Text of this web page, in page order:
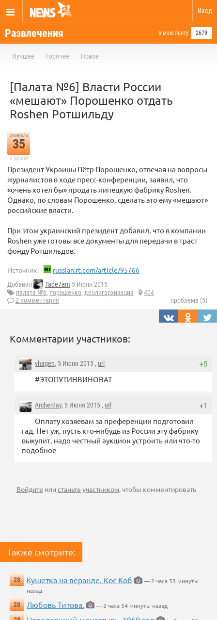
Вход
Развлечения в мою ленту 2679
Лучшее Горячее Новое
[Палата №6] Власти России
«мешают» Порошенко отдать
Roshen Ротшильду
отметили
35
в архиве
Президент Украины Пётр Порошенко, отвечая на вопросы
журналистов в ходе пресс-конференции, заявил, что
«очень хотел бы» продать липецкую фабрику Roshen.
Однако, по словам Порошенко, сделать это ему «мешают»
российские власти.
При этом украинский президент добавил, что в компании
Roshen уже готовы все документы для передачи в траст
фонду Ротшильдов.
Источник: russian.rt.com/article/95766
Добавил Tade7am 5 Июня 2015
палата №6, порошенко, деолигархизация
404
2 комментария
проблема (5)
Комментарии участников:
+5
vhagen, 5 Июня 2015 , url
#ЭТОПУТИНВИНОВАТ
+1
Archerday, 5 Июня 2015 , url
Оплату хозяевам за преференции подготовил
гад. Нет уж, пусть кто-нибудь из России эту фабрику
выкупит, надо честный аукцион устроить или что-то
подобное
Войдите илистаньте участником, чтобы комментировать
Также смотрите:
28 Кушетка на веранде. Кос Коб
— 2 часа 53 минуты
назад
28
Любовь Титова.
— 2 часа 54 минуты назад